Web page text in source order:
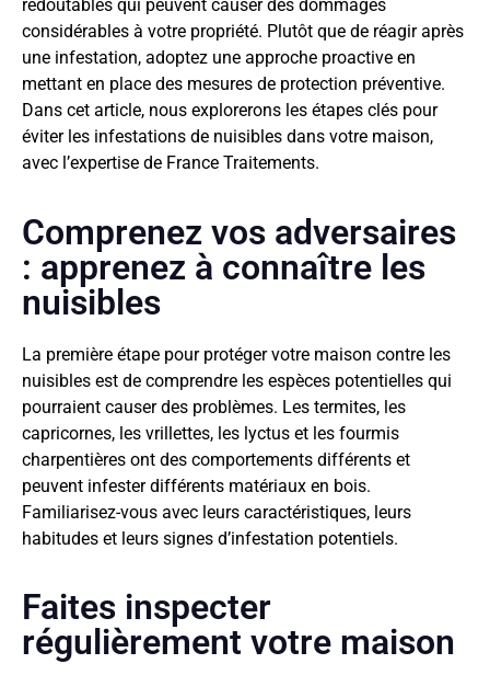
redoutables qui peuvent causer des dommages
considérables à votre propriété. Plutôt que de réagir après
une infestation, adoptez une approche proactive en
mettant en place des mesures de protection préventive.
Dans cet article, nous explorerons les étapes clés pour
éviter les infestations de nuisibles dans votre maison,
avec l’expertise de France Traitements.
Comprenez vos adversaires
: apprenez à connaître les
nuisibles
La première étape pour protéger votre maison contre les
nuisibles est de comprendre les espèces potentielles qui
pourraient causer des problèmes. Les termites, les
capricornes, les vrillettes, les lyctus et les fourmis
charpentières ont des comportements différents et
peuvent infester différents matériaux en bois.
Familiarisez-vous avec leurs caractéristiques, leurs
habitudes et leurs signes d’infestation potentiels.
Faites inspecter
régulièrement votre maison